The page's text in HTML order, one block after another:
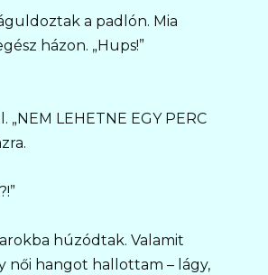
a padlón. Mia
házon. „Hups!”
LEHETNE EGY PERC
húzódtak. Valamit
női hangot hallottam – lágy,